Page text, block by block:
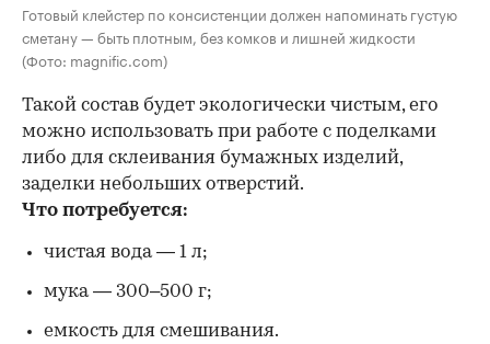
Готовый клейстер по консистенции должен напоминать густую
сметану — быть плотным, без комков и лишней жидкости
(Фото: magnific.com)
Такой состав будет экологически чистым, его
можно использовать при работе с поделками
либо для склеивания бумажных изделий,
заделки небольших отверстий.
Что потребуется:
чистая вода — 1 л;
мука — 300–500 г;
емкость для смешивания.